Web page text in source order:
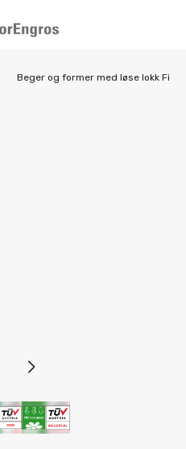
Beger og former med løse lokk Fiber